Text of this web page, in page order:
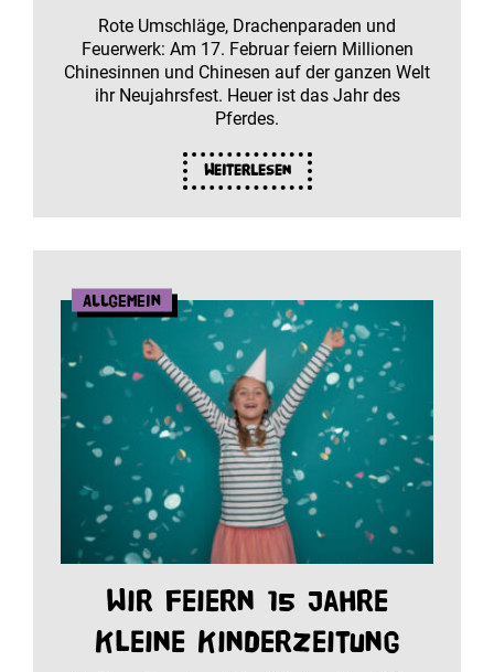
Rote Umschläge, Drachenparaden und
Feuerwerk: Am 17. Februar feiern Millionen
Chinesinnen und Chinesen auf der ganzen Welt
ihr Neujahrsfest. Heuer ist das Jahr des
Pferdes.
Weiterlesen
Allgemein
Wir feiern 15 Jahre
Kleine Kinderzeitung